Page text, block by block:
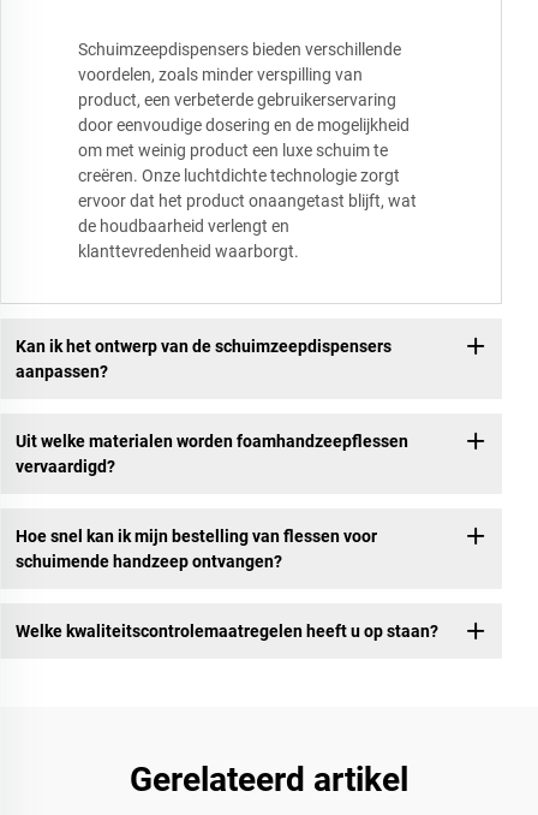
Schuimzeepdispensers bieden verschillende
voordelen, zoals minder verspilling van
product, een verbeterde gebruikerservaring
door eenvoudige dosering en de mogelijkheid
om met weinig product een luxe schuim te
creëren. Onze luchtdichte technologie zorgt
ervoor dat het product onaangetast blijft, wat
de houdbaarheid verlengt en
klanttevredenheid waarborgt.
Kan ik het ontwerp van de schuimzeepdispensers
aanpassen?
Uit welke materialen worden foamhandzeepflessen
vervaardigd?
Hoe snel kan ik mijn bestelling van flessen voor
schuimende handzeep ontvangen?
Welke kwaliteitscontrolemaatregelen heeft u op staan?
Gerelateerd artikel